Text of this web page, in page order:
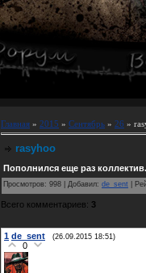
Главная » 2015 » Сентябрь » 26 »
rasyhoo
Пополнился еще раз
Просмотров: 998 Добавил: de_sent
Всего комментариев: 3
1 de_sent (26.09.2015 18:51)
0